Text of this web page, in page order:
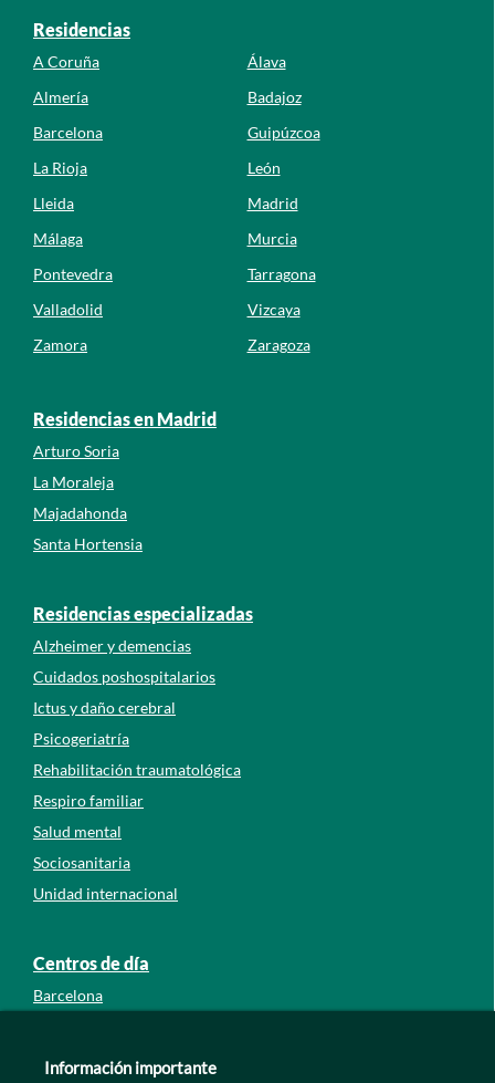
Residencias
A Coruña
Álava
Almería
Badajoz
Barcelona
Guipúzcoa
La Rioja
León
Lleida
Madrid
Málaga
Murcia
Pontevedra
Tarragona
Valladolid
Vizcaya
Zamora
Zaragoza
Residencias en Madrid
Arturo Soria
La Moraleja
Majadahonda
Santa Hortensia
Residencias especializadas
Alzheimer y demencias
Cuidados poshospitalarios
Ictus y daño cerebral
Psicogeriatría
Rehabilitación traumatológica
Respiro familiar
Salud mental
Sociosanitaria
Unidad internacional
Centros de día
Barcelona
León
Información importante